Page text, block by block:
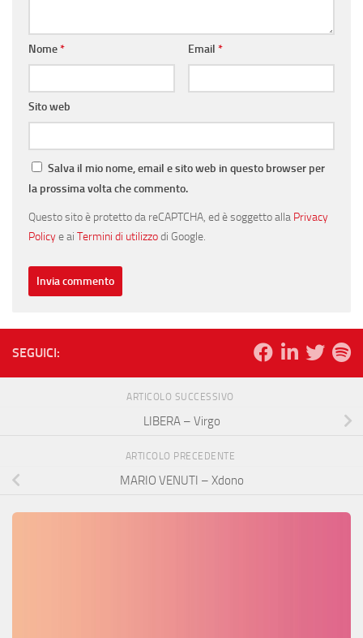
Nome* Email *
Sito web
Salva il mio nome, email e sito web in questo browser per
la prossima volta che commento.
Questo sito è protetto da reCAPTCHA, ed è soggetto alla Privacy
Policye ai Termini di utilizzodi Google.
SEGUICI:
ARTICOLO SUCCESSIVO
LIBERA – Virgo
ARTICOLO PRECEDENTE
MARIO VENUTI – Xdono